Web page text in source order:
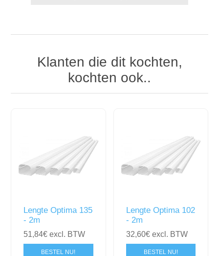
Klanten die dit kochten,
kochten ook..
Lengte Optima 135
- 2m
51,84€ excl. BTW
BESTEL NU!
Lengte Optima 102
- 2m
32,60€ excl. BTW
BESTEL NU!